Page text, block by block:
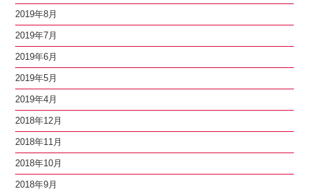
2019年8月
2019年7月
2019年6月
2019年5月
2019年4月
2018年12月
2018年11月
2018年10月
2018年9月